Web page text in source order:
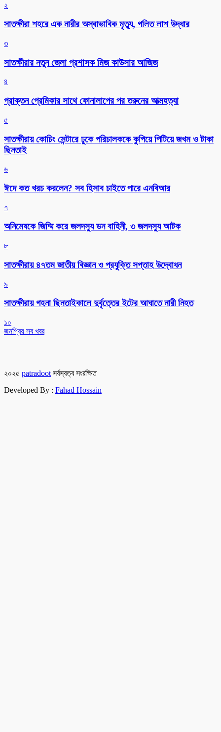
২
সাতক্ষীরা শহরে এক নারীর অস্বাভাবিক মৃত্যু, গলিত লাশ উদ্ধার
৩
সাতক্ষীরার নতুন জেলা প্রশাসক মিজ কাউসার আজিজ
৪
প্রাক্তন প্রেমিকার সাথে ফোনালাপের পর তরুনের আত্মহত্যা
৫
সাতক্ষীরায় কোচিং সেন্টারে ঢুকে পরিচালককে কুপিয়ে পিটিয়ে জখম ও টাকা
ছিনতাই
৬
ঈদে কত খরচ করলেন? সব হিসাব চাইতে পারে এনবিআর
৭
অনিমেষকে জিম্মি করে জলদস্যু ডন বাহিনী, ৩ জলদস্যু আটক
৮
সাতক্ষীরায় ৪৭তম জাতীয় বিজ্ঞান ও প্রযুক্তি সপ্তাহ উদ্বোধন
৯
সাতক্ষীরায় গহনা ছিনতাইকালে দুর্বৃত্তের ইটের আঘাতে নারী নিহত
১০
জনপ্রিয় সব খবর
২০২৫ patradoot সর্বস্বত্ব সংরক্ষিত
Developed By : Fahad Hossain